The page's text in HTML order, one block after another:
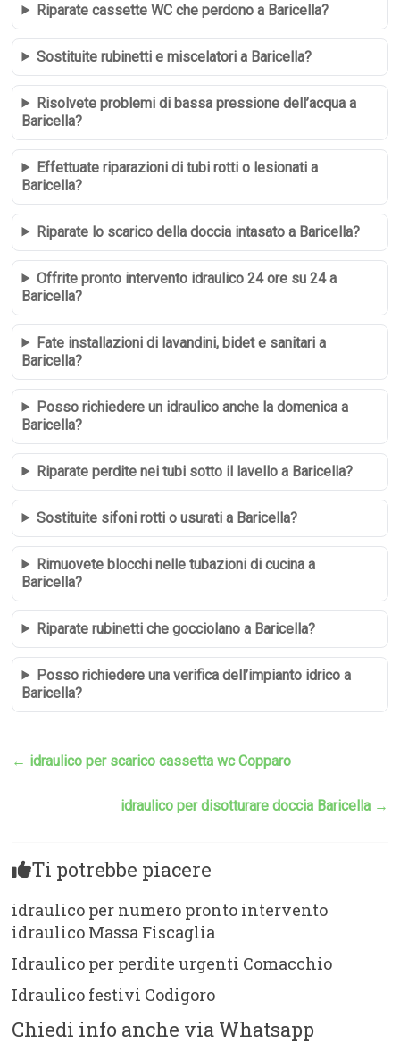
Riparate cassette WC che perdono a Baricella?
Sostituite rubinetti e miscelatori a Baricella?
Risolvete problemi di bassa pressione dell’acqua a
Baricella?
Effettuate riparazioni di tubi rotti o lesionati a
Baricella?
Riparate lo scarico della doccia intasato a Baricella?
Offrite pronto intervento idraulico 24 ore su 24 a
Baricella?
Fate installazioni di lavandini, bidet e sanitari a
Baricella?
Posso richiedere un idraulico anche la domenica a
Baricella?
Riparate perdite nei tubi sotto il lavello a Baricella?
Sostituite sifoni rotti o usurati a Baricella?
Rimuovete blocchi nelle tubazioni di cucina a
Baricella?
Riparate rubinetti che gocciolano a Baricella?
Posso richiedere una verifica dell’impianto idrico a
Baricella?
← idraulico per scarico cassetta wc Copparo
idraulico per disotturare doccia Baricella →
Ti potrebbe piacere
idraulico per numero pronto intervento
idraulico Massa Fiscaglia
Idraulico per perdite urgenti Comacchio
Idraulico festivi Codigoro
Chiedi info anche via Whatsapp